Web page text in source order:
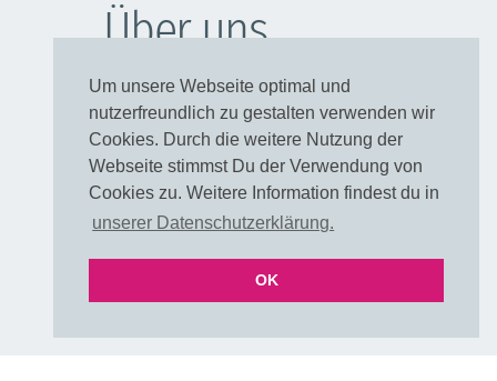
Um unsere Webseite optimal und
nutzerfreundlich zu gestalten verwenden wir
Cookies. Durch die weitere Nutzung der
Webseite stimmst Du der Verwendung von
Cookies zu. Weitere Information findest du in
unserer Datenschutzerklärung.
OK
Über uns
Muster / Farbkarte
FAQ Farben
FAQ Farben als PDF
UNI & Stoffe mit Verlauf
Versand & Lieferzeiten
Über uns
Folgen